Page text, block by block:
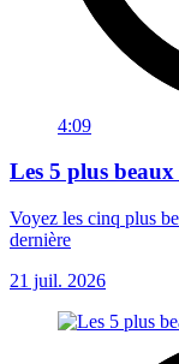
4:09
Les 5 plus
Voyez les cinq plus
dernière
21 juil. 2026